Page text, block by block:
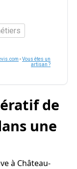
-Vous êtes un
artisan ?
de
une
à Château-